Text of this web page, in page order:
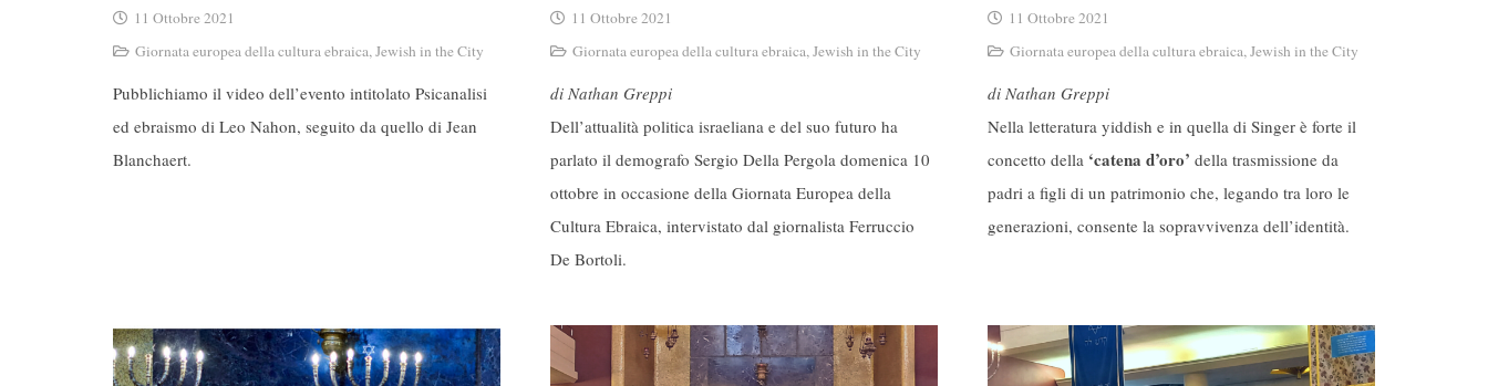
11 Ottobre 2021
Giornata europea della cultura ebraica,Jewish in the City
Pubblichiamo il video dell’evento intitolato Psicanalisi
ed ebraismo di Leo Nahon, seguito da quello di Jean
Blanchaert.
11 Ottobre 2021
Giornata europea della cultura ebraica,Jewish in the City
di Nathan Greppi
Dell’attualità politica israeliana e del suo futuro ha
parlato il demografo Sergio Della Pergola domenica 10
ottobre in occasione della Giornata Europea della
Cultura Ebraica, intervistato dal giornalista Ferruccio
De Bortoli.
11 Ottobre 2021
Giornata europea della cultura ebraica,Jewish in the City
di Nathan Greppi
Nella letteratura yiddish e in quella di Singer è forte il
concetto della ‘catena d’oro’ della trasmissione da
padri a figli di un patrimonio che, legando tra loro le
generazioni, consente la sopravvivenza dell’identità.